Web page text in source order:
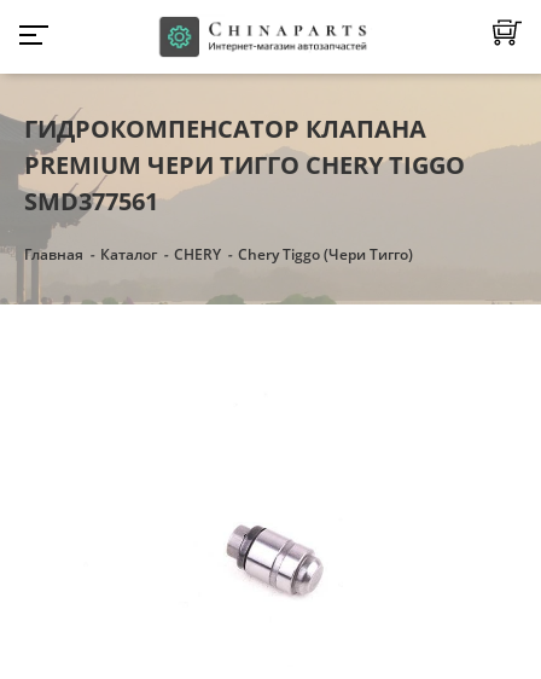
ГИДРОКОМПЕНСАТОР КЛАПАНА
PREMIUM ЧЕРИ ТИГГО CHERY TIGGO
SMD377561
Главная Каталог CHERY Chery Tiggo (Чери Тигго)